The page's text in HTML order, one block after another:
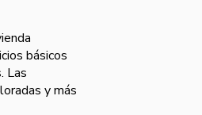
básicos
Las
y más